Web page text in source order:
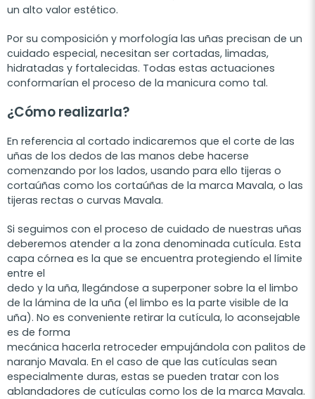
un alto valor estético.
Por su composición y morfología las uñas precisan de un
cuidado especial, necesitan ser cortadas, limadas,
hidratadas y fortalecidas. Todas estas actuaciones
conformarían el proceso de la manicura como tal.
¿Cómo realizarla?
En referencia al cortado indicaremos que el corte de las
uñas de los dedos de las manos debe hacerse
comenzando por los lados, usando para ello tijeras o
cortaúñas como los cortaúñas de la marca Mavala, o las
tijeras rectas o curvas Mavala.
Si seguimos con el proceso de cuidado de nuestras uñas
deberemos atender a la zona denominada cutícula. Esta
capa córnea es la que se encuentra protegiendo el límite
entre el
dedo y la uña, llegándose a superponer sobre la el limbo
de la lámina de la uña (el limbo es la parte visible de la
uña). No es conveniente retirar la cutícula, lo aconsejable
es de forma
mecánica hacerla retroceder empujándola con palitos de
naranjo Mavala. En el caso de que las cutículas sean
especialmente duras, estas se pueden tratar con los
ablandadores de cutículas como los de la marca Mavala.